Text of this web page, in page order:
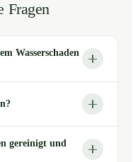
Fragen
Wasserschaden
gereinigt und